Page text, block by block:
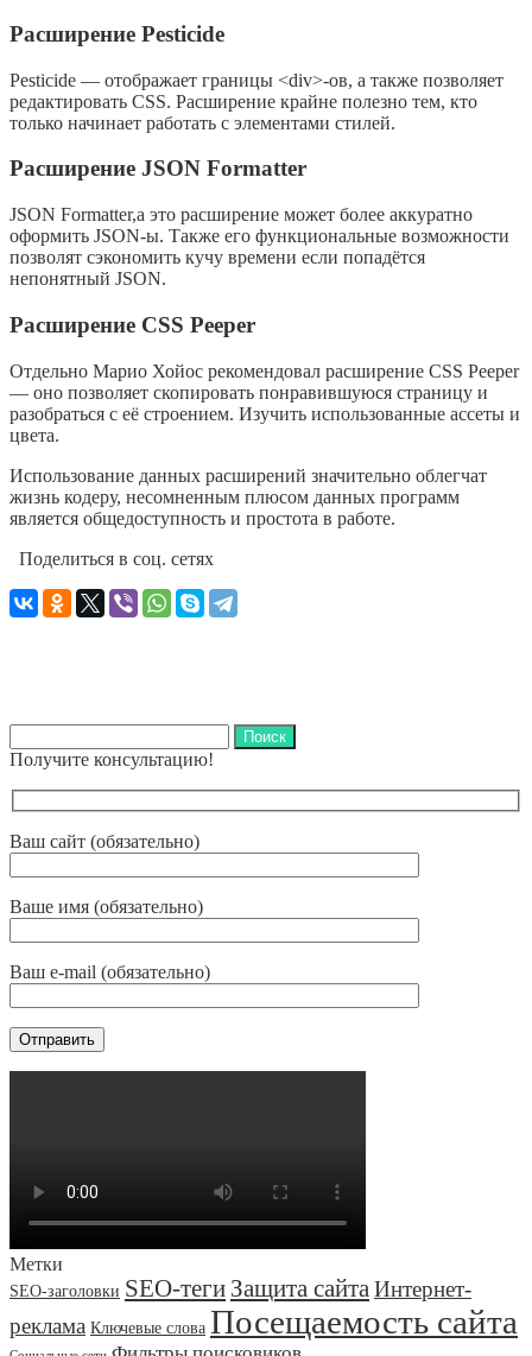
Расширение Pesticide
Pesticide — отображает границы <div>-ов, а также позволяет
редактировать CSS. Расширение крайне полезно тем, кто
только начинает работать с элементами стилей.
Расширение JSON Formatter
JSON Formatter,а это расширение может более аккуратно
оформить JSON-ы. Также его функциональные возможности
позволят сэкономить кучу времени если попадётся
непонятный JSON.
Расширение CSS Peeper
Отдельно Марио Хойос рекомендовал расширение CSS Peeper
— оно позволяет скопировать понравившуюся страницу и
разобраться с её строением. Изучить использованные ассеты и
цвета.
Использование данных расширений значительно облегчат
жизнь кодеру, несомненным плюсом данных программ
является общедоступность и простота в работе.
Поделиться в соц. сетях
Получите консультацию!
Ваш сайт (обязательно)
Ваше имя (обязательно)
Ваш e-mail (обязательно)
Метки
SEO-заголовки SEO-теги Защита сайта Интернет-
реклама Ключевые слова Посещаемость сайта